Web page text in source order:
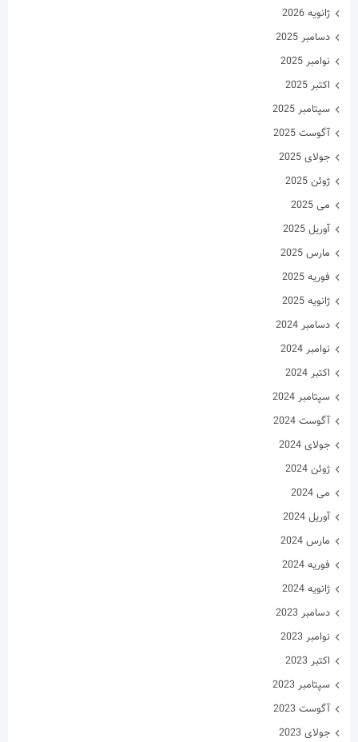
ژانویه 2026
دسامبر 2025
نوامبر 2025
اکتبر 2025
سپتامبر 2025
آگوست 2025
جولای 2025
ژوئن 2025
می 2025
آوریل 2025
مارس 2025
فوریه 2025
ژانویه 2025
دسامبر 2024
نوامبر 2024
اکتبر 2024
سپتامبر 2024
آگوست 2024
جولای 2024
ژوئن 2024
می 2024
آوریل 2024
مارس 2024
فوریه 2024
ژانویه 2024
دسامبر 2023
نوامبر 2023
اکتبر 2023
سپتامبر 2023
آگوست 2023
جولای 2023